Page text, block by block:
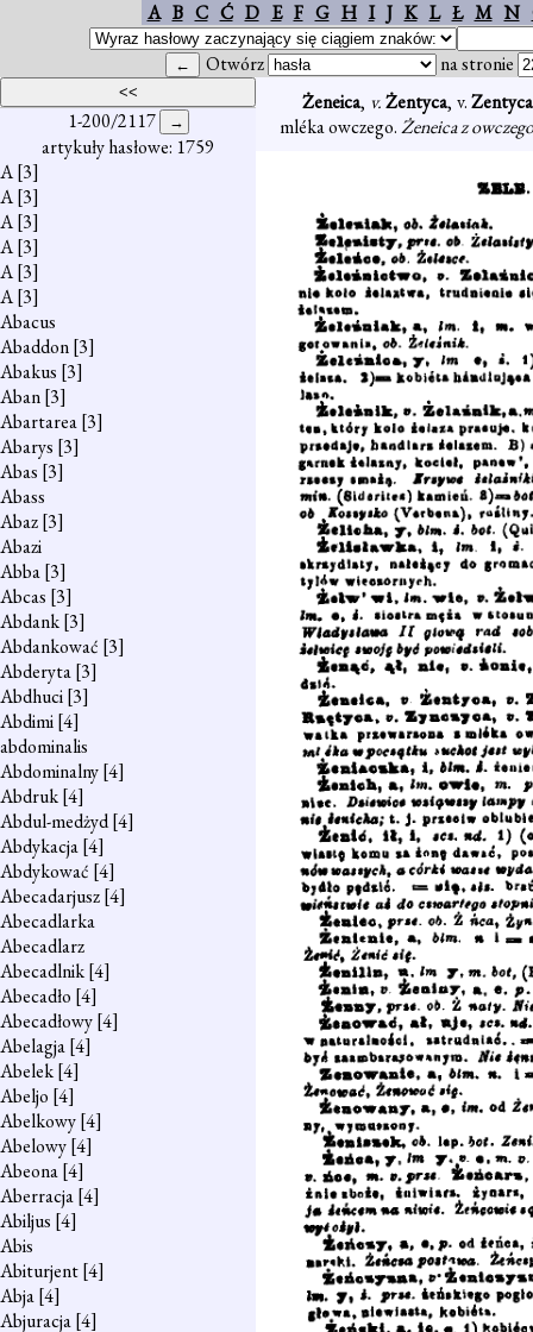
A B C Ć D E F G H I J K L Ł M N
Otwórz na stronie
1-200/2117
artykuły hasłowe: 1759
A[3]
A[3]
A[3]
A[3]
A[3]
A[3]
Abacus
Abaddon[3]
Abakus [3]
Aban[3]
Abartarea[3]
Abarys [3]
Abas [3]
Abass
Abaz[3]
Abazi
Abba[3]
Abcas [3]
Abdank[3]
Abdankować [3]
Abderyta[3]
Abdhuci[3]
Abdimi[4]
abdominalis
Abdominalny[4]
Abdruk[4]
Abdul-medżyd[4]
Abdykacja[4]
Abdykować [4]
Abecadarjusz[4]
Abecadlarka
Abecadlarz
Abecadlnik[4]
Abecadło [4]
Abecadłowy[4]
Abelagja[4]
Abelek[4]
Abeljo [4]
Abelkowy[4]
Abelowy[4]
Abeona[4]
Aberracja[4]
Abiljus [4]
Abis
Abiturjent[4]
Abja[4]
Abjuracja[4]
Żeneica, v.Żentyca, v.Zentyca
mléka owczego.Żeneica z